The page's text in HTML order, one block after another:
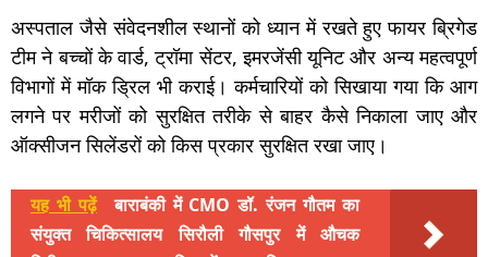
अस्पताल जैसे संवेदनशील स्थानों को ध्यान में रखते हुए फायर ब्रिगेड
टीम ने बच्चों के वार्ड, ट्रॉमा सेंटर, इमरजेंसी यूनिट और अन्य महत्वपूर्ण
विभागों में मॉक ड्रिल भी कराई। कर्मचारियों को सिखाया गया कि आग
लगने पर मरीजों को सुरक्षित तरीके से बाहर कैसे निकाला जाए और
ऑक्सीजन सिलेंडरों को किस प्रकार सुरक्षित रखा जाए।
यह भी पढ़ें
बाराबंकी में CMO डॉ. रंजन गौतम का
संयुक्त चिकित्सालय सिरौली गौसपुर में औचक